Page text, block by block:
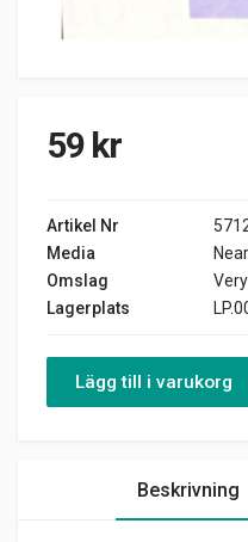
59 kr
Artikel Nr
Media
Omslag
Lagerplats
Lägg till i varukorg
Beskrivning